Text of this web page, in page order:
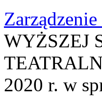
WYŻSZEJ
2020 r. w